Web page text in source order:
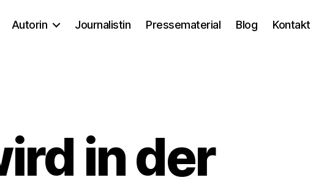
Autorin Journalistin Pressematerial Blog Kontakt
in der